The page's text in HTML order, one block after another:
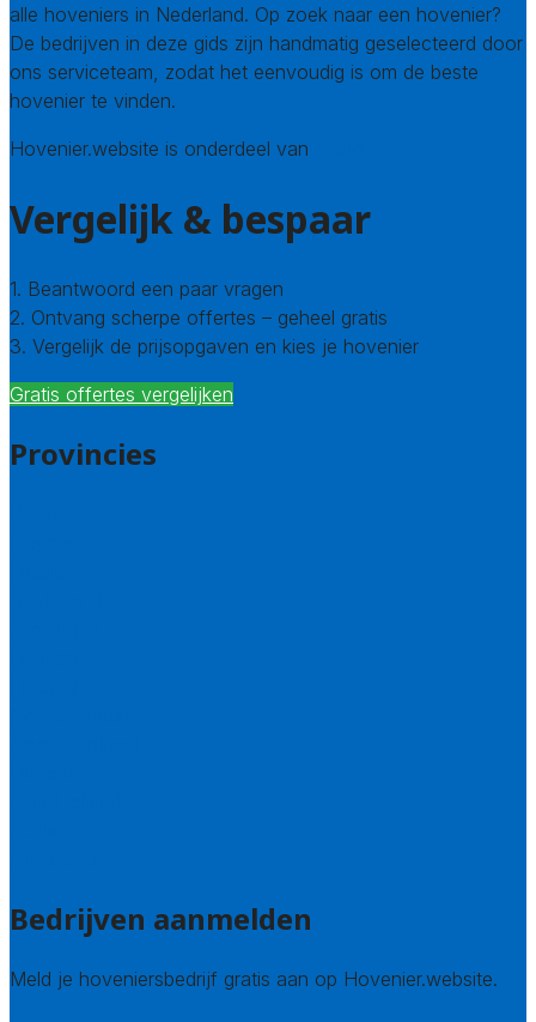
alle hoveniers in Nederland. Op zoek naar een hovenier?
De bedrijven in deze gids zijn handmatig geselecteerd door
ons serviceteam, zodat het eenvoudig is om de beste
hovenier te vinden.
Hovenier.website is onderdeel van
Vergelijk & bespaar
1. Beantwoord een paar vragen
2. Ontvang scherpe offertes – geheel gratis
3. Vergelijk de prijsopgaven en kies je hovenier
Gratis offertes vergelijken
Provincies
Bedrijven aanmelden
Meld je hoveniersbedrijf gratis aan op Hovenier.website.